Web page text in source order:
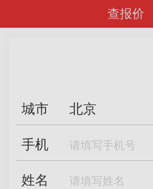
查报价
城市 北京
手机
姓名